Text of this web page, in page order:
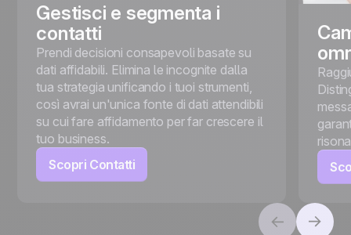
Gestisci e segmenta i
contatti
Prendi decisioni consapevoli basate su
dati affidabili. Elimina le incognite dalla
tua strategia unificando i tuoi strumenti,
così avrai un'unica fonte di dati attendibili
su cui fare affidamento per far crescere il
tuo business.
Scopri Contatti